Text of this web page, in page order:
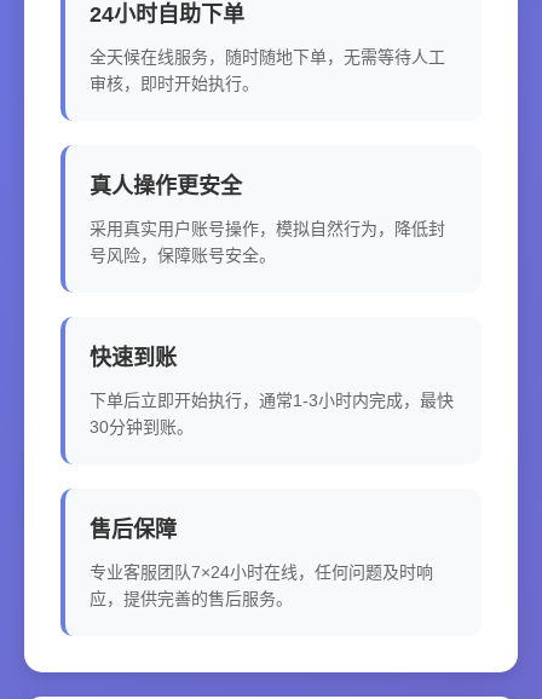
24小时自助下单
全天候在线服务，随时随地下单，无需等待人工
审核，即时开始执行。
真人操作更安全
采用真实用户账号操作，模拟自然行为，降低封
号风险，保障账号安全。
快速到账
下单后立即开始执行，通常1-3小时内完成，最快
30分钟到账。
售后保障
专业客服团队7×24小时在线，任何问题及时响
应，提供完善的售后服务。